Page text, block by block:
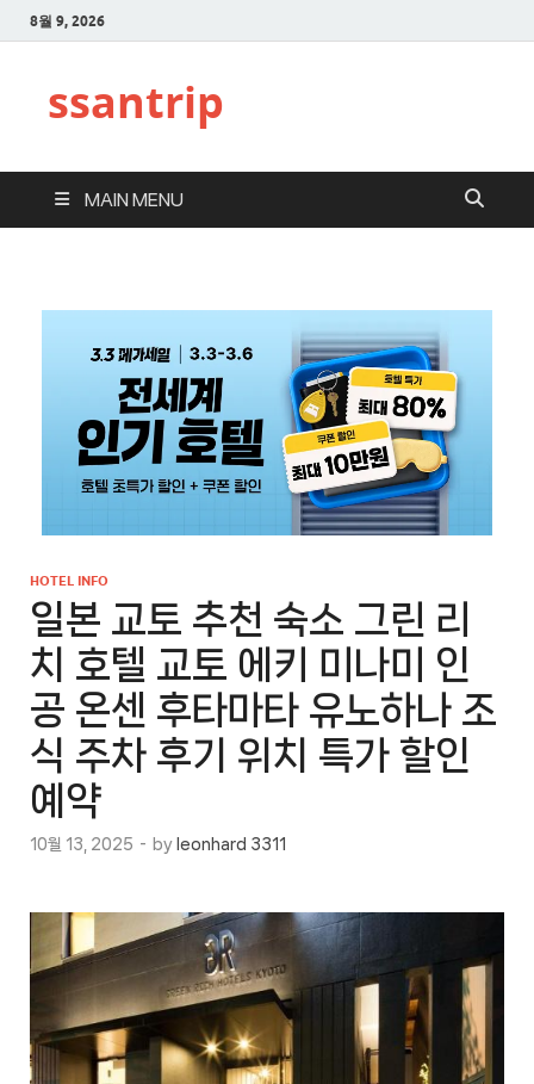
8월 9, 2026
ssantrip
MAIN MENU
HOTEL INFO
일본 교토 추천 숙소 그린 리
치 호텔 교토 에키 미나미 인
공 온센 후타마타 유노하나 조
식 주차 후기 위치 특가 할인
예약
10월 13, 2025 - by leonhard 3311